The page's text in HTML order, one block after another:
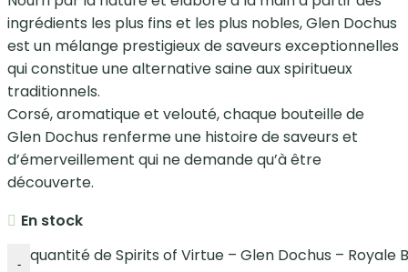
ingrédients les plus fins et les plus nobles, Glen Dochus
est un mélange prestigieux de saveurs exceptionnelles
qui constitue une alternative saine aux spiritueux
traditionnels.
Corsé, aromatique et velouté, chaque bouteille de
Glen Dochus renferme une histoire de saveurs et
d’émerveillement qui ne demande qu’à être
découverte.
En stock
- quantité de Spirits of Virtue – Glen Dochus – Royale